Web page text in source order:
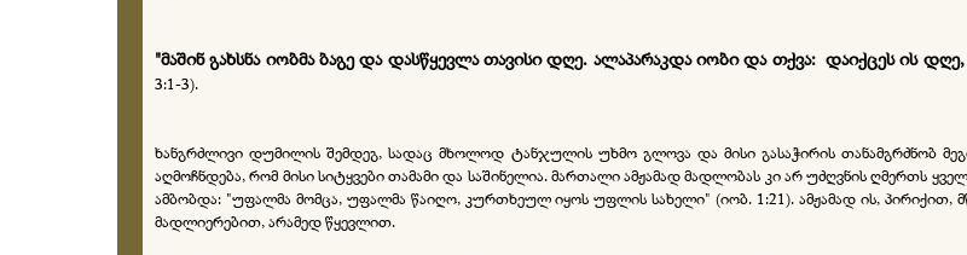
"მაშინ გახსნა იობმა ბაგე და დასწყევლა თავისი დღე. ალაპარაკდა იობი და თქვა: დაიქცეს ის
3:1-3).
ხანგრძლივი დუმილის შემდეგ, სადაც მხოლოდ ტანჯულის უხმო გლოვა და მისი გასაჭირის თანამგრძნობ
აღმოჩნდება, რომ მისი სიტყვები თამამი და საშინელია. მართალი ამჟამად მადლობას კი არ უძღვნის ღმერთს
ამბობდა: "უფალმა მომცა, უფალმა წაიღო, კურთხეულ იყოს უფლის სახელი" (იობ. 1:21). ამჟამად ის, პირიქით,
მადლიერებით, არამედ წყევლით.